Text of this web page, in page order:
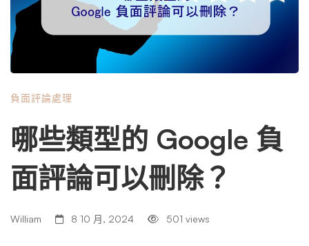
負面評論處理
哪些類型的 Google 負
面評論可以刪除？
William 8 10 月, 2024 501 views